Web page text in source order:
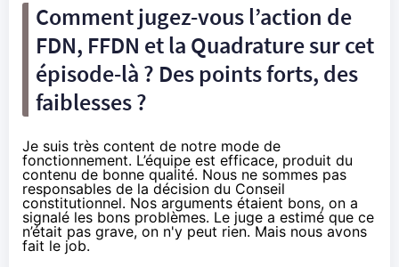
Comment jugez-vous l’action de
FDN, FFDN et la Quadrature sur cet
épisode-là ? Des points forts, des
faiblesses ?
Je suis très content de notre mode de
fonctionnement. L’équipe est efficace, produit du
contenu de bonne qualité. Nous ne sommes pas
responsables de la décision du Conseil
constitutionnel. Nos arguments étaient bons, on a
signalé les bons problèmes. Le juge a estimé que ce
n’était pas grave, on n'y peut rien. Mais nous avons
fait le job.